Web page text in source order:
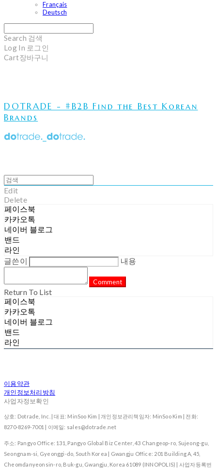
Français
Deutsch
Search 검색
Log In 로그인
Cart장바구니
DOTRADE - #B2B Find the Best Korean
Brands
Edit
Delete
페이스북
카카오톡
네이버 블로그
밴드
라인
글쓴이 내용
Comment
Return To List
페이스북
카카오톡
네이버 블로그
밴드
라인
이용약관
개인정보처리방침
사업자정보확인
상호: Dotrade, Inc. | 대표: MinSoo Kim | 개인정보관리책임자: MinSoo Kim | 전화:
8270-8269-7001 | 이메일: sales@dotrade.net
주소: Pangyo Office: 131, Pangyo Global Biz Center, 43 Changeop-ro, Sujeong-gu,
Seongnam-si, Gyeonggi-do, South Korea | Gwangju Office: 201 Building A, 45,
Cheomdanyeonsin-ro, Buk-gu, Gwangju, Korea 61089 (INNOPOLIS) | 사업자등록번